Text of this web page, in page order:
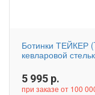
Ботинки ТЕЙКЕР
кевларовой
5 995 р.
при заказе от 100